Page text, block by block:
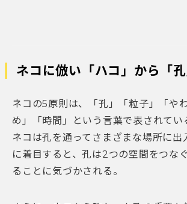
ネコに倣い「ハコ」から「
ネコの5原則は、「孔」「粒子」「や
め」「時間」という言葉で表されてい
ネコは孔を通ってさまざまな場所に出
に着目すると、孔は2つの空間をつな
ることに気づかされる。